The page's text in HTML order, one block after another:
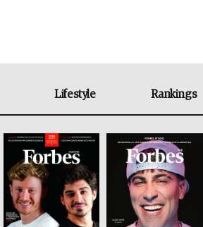
Lifestyle Rankings